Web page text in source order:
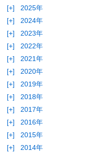
[+]
2025年
[+]
2024年
[+]
2023年
[+]
2022年
[+]
2021年
[+]
2020年
[+]
2019年
[+]
2018年
[+]
2017年
[+]
2016年
[+]
2015年
[+]
2014年